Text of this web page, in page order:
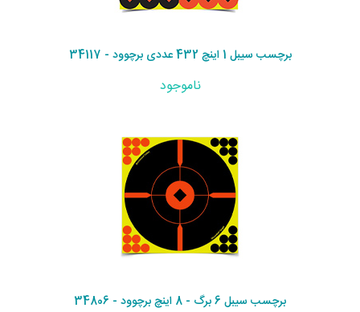
برچسب سیبل 1 اینچ 432 عددی برچوود - 34117
ناموجود
برچسب سیبل 6 برگ - 8 اینچ برچوود - 34806